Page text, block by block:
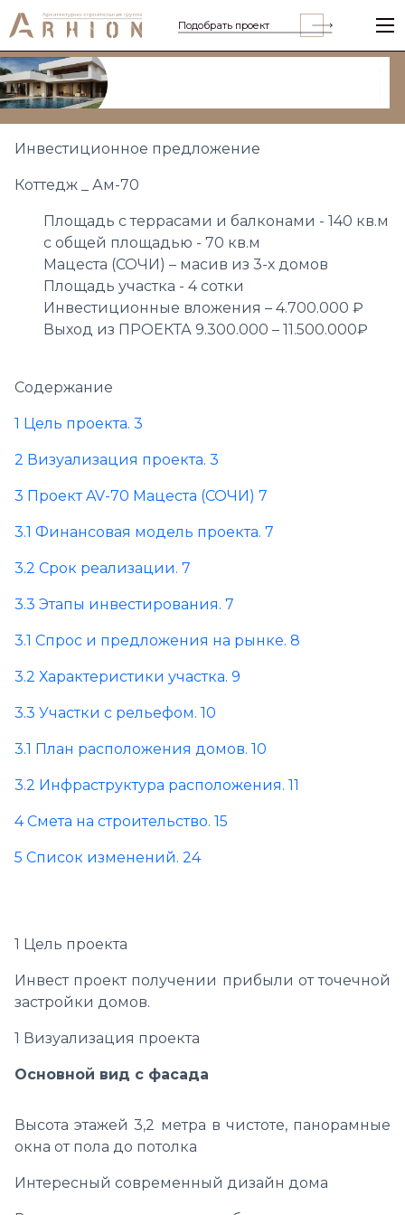
Подобрать проект
Инвестиционное предложение
Коттедж _ Ам-70
Площадь с террасами и балконами - 140 кв.м
с общей площадью - 70 кв.м
Мацеста (СОЧИ) – масив из 3-х домов
Площадь участка - 4 сотки
Инвестиционные вложения – 4.700.000 ₽
Выход из ПРОЕКТА 9.300.000 – 11.500.000₽
Содержание
1 Цель проекта. 3
2 Визуализация проекта. 3
3 Проект AV-70 Мацеста (СОЧИ) 7
3.1 Финансовая модель проекта. 7
3.2 Срок реализации. 7
3.3 Этапы инвестирования. 7
3.1 Спрос и предложения на рынке. 8
3.2 Характеристики участка. 9
3.3 Участки с рельефом. 10
3.1 План расположения домов. 10
3.2 Инфраструктура расположения. 11
4 Смета на строительство. 15
5 Список изменений. 24
1 Цель проекта
Инвест проект получении прибыли от точечной
застройки домов.
1 Визуализация проекта
Основной вид с фасада
Высота этажей 3,2 метра в чистоте, панорамные
окна от пола до потолка
Интересный современный дизайн дома